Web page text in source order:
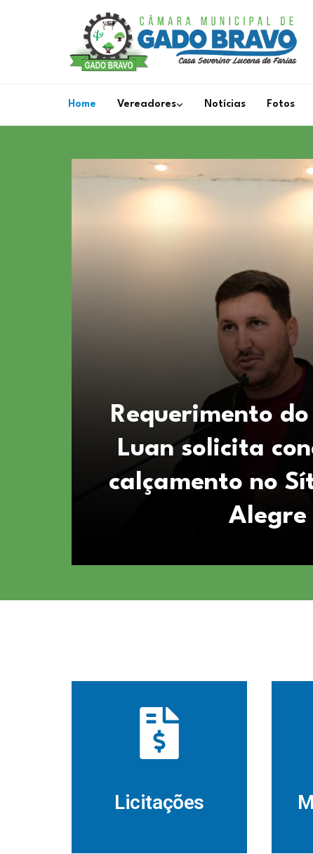
Home Vereadores Notícias Fotos
Requerimento
Luan solicita
calçamento no
Alegre
Licitações